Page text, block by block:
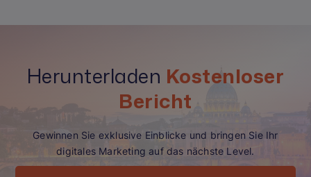
Herunterladen Kostenloser
Bericht
Gewinnen Sie exklusive Einblicke und bringen Sie Ihr
digitales Marketing auf das nächste Level.